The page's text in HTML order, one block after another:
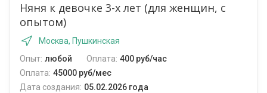
Няня к девочке 3-х лет (для женщин, с
опытом)
Москва, Пушкинская
Опыт: любой Оплата: 400 руб/час
Оплата: 45000 руб/мес
Дата создания: 05.02.2026 года